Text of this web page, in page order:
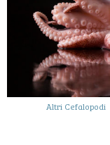
Altri Cefalopodi